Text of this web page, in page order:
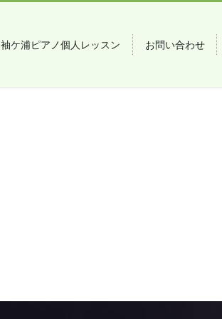
袖ケ浦ピアノ個人レッスン お問い合わせ